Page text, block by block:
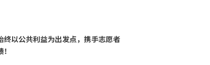
以公共利益为出发点，携手志愿者